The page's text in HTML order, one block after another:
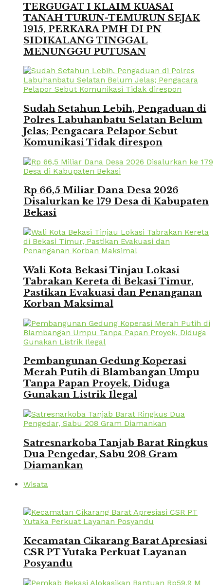
TERGUGAT I KLAIM KUASAI
TANAH TURUN-TEMURUN SEJAK
1915, PERKARA PMH DI PN
SIDIKALANG TINGGAL
MENUNGGU PUTUSAN
Sudah Setahun Lebih, Pengaduan di
Polres Labuhanbatu Selatan Belum
Jelas; Pengacara Pelapor Sebut
Komunikasi Tidak direspon
Rp 66,5 Miliar Dana Desa 2026
Disalurkan ke 179 Desa di Kabupaten
Bekasi
Wali Kota Bekasi Tinjau Lokasi
Tabrakan Kereta di Bekasi Timur,
Pastikan Evakuasi dan Penanganan
Korban Maksimal
Pembangunan Gedung Koperasi
Merah Putih di Blambangan Umpu
Tanpa Papan Proyek, Diduga
Gunakan Listrik Ilegal
Satresnarkoba Tanjab Barat Ringkus
Dua Pengedar, Sabu 208 Gram
Diamankan
Wisata
Kecamatan Cikarang Barat Apresiasi
CSR PT Yutaka Perkuat Layanan
Posyandu